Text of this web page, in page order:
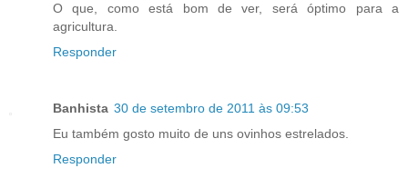
O que, como está bom de ver, será óptimo para a
agricultura.
Responder
Banhista 30 de setembro de 2011 às 09:53
Eu também gosto muito de uns ovinhos estrelados.
Responder